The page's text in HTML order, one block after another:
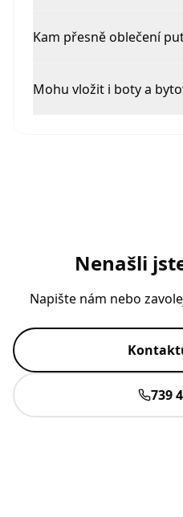
Kam přesně oblečení
Mohu vložit i boty a
Nenašli
Napište nám nebo
739